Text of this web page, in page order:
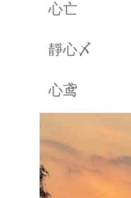
心亡
靜心〆
心鸢